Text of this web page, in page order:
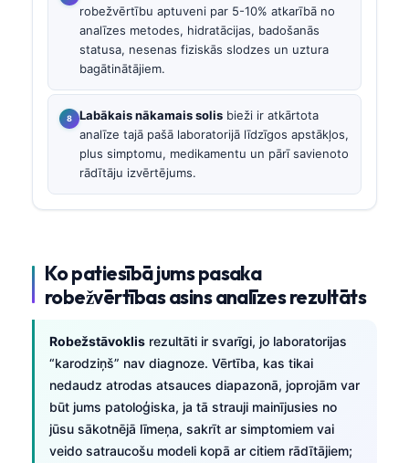
robežvērtību aptuveni par 5-10% atkarībā no
analīzes metodes, hidratācijas, badošanās
statusa, nesenas fiziskās slodzes un uztura
bagātinātājiem.
Labākais nākamais solis bieži ir atkārtota
analīze tajā pašā laboratorijā līdzīgos apstākļos,
plus simptomu, medikamentu un pārī savienoto
rādītāju izvērtējums.
Ko patiesībā jums pasaka
robežvērtības asins analīzes rezultāts
Robežstāvoklis rezultāti ir svarīgi, jo laboratorijas
“karodziņš” nav diagnoze. Vērtība, kas tikai
nedaudz atrodas atsauces diapazonā, joprojām var
būt jums patoloģiska, ja tā strauji mainījusies no
jūsu sākotnējā līmeņa, sakrīt ar simptomiem vai
veido satraucošu modeli kopā ar citiem rādītājiem;